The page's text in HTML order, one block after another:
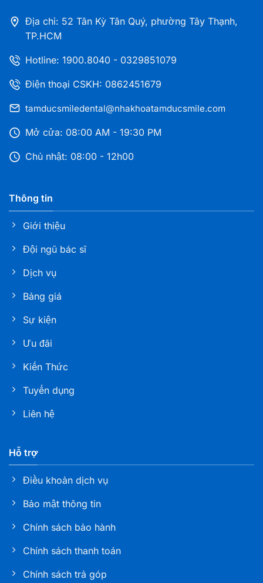
Địa chỉ: 52 Tân Kỳ Tân Quý, phường Tây Thạnh,
TP.HCM
Hotline: 1900.8040 - 0329851079
Điện thoại CSKH: 0862451679
tamducsmiledental@nhakhoatamducsmile.com
Mở cửa: 08:00 AM - 19:30 PM
Chủ nhật: 08:00 - 12h00
Thông tin
Giới thiệu
Đội ngũ bác sĩ
Dịch vụ
Bảng giá
Sự kiện
Ưu đãi
Kiến Thức
Tuyển dụng
Liên hệ
Hỗ trợ
Điều khoản dịch vụ
Bảo mật thông tin
Chính sách bảo hành
Chính sách thanh toán
Chính sách trả góp